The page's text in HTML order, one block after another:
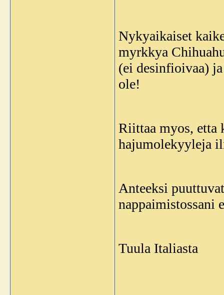
Nykyaikaiset
myrkkya
(ei desinfioivaa)
ole!
Riittaa myos, etta
hajumolekyyleja
Anteeksi
nappaimistossani
Tuula Italiasta